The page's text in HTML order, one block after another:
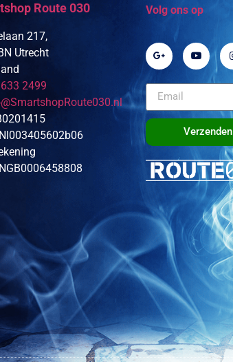
Route 030
217,
Utrecht
2499
Volg ons op
Verzenden